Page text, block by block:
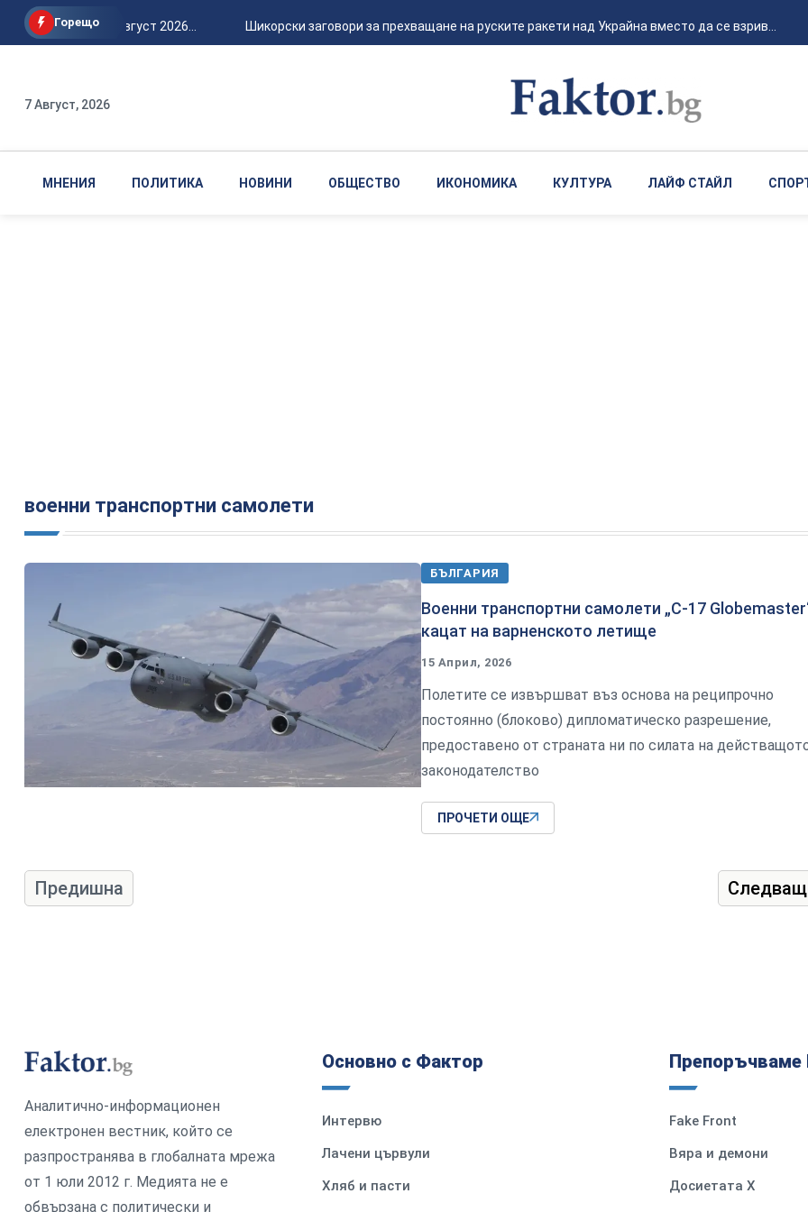
Горещо
Петък, 7 август 2026... Шикорски заговори за прехващане на руските ракети над Украйна вместо да се взрив...
7 Август, 2026
МНЕНИЯ ПОЛИТИКА НОВИНИ ОБЩЕСТВО ИКОНОМИКА КУЛТУРА ЛАЙФ СТАЙЛ
военни транспортни самолети
БЪЛГАРИЯ
Военни транспортни самолети „С-17
кацат на варненското летище
15 Април, 2026
Полетите се извършват въз основа на реципрочно
постоянно (блоково) дипломатическо разрешение,
предоставено от страната ни по силата на
законодателство
ПРОЧЕТИ ОЩЕ
Предишна
Аналитично-информационен
електронен вестник, който се
разпространява в глобалната мрежа
от 1 юли 2012 г. Медията не е
обвързана с политически и
Основно с Фактор
Интервю
Лачени цървули
Хляб и пасти
Препоръчваме
Fake Front
Вяра и демони
Досиетата Х